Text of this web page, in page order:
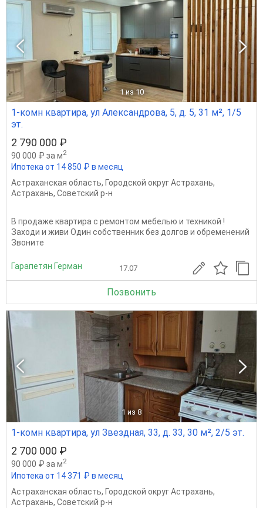
1 из 10
1-комн квартира, ул Александрова, 5, д. 5, 31 м², 1/5
эт.
2 790 000 ₽
90 000 ₽ за м2
Ипотека от 14 850 ₽ в месяц
Астраханская область, Городской округ Астрахань,
Астрахань, Советский р-н
В продаже квартира с ремонтом мебелью и техникой !
Заходи и живи Один собственник без долгов и обременений
Звоните
Гарапетян Герман 17.07
Позвонить
1 из 8
1-комн квартира, ул Звездная, 33, д. 33, 30 м², 2/5 эт.
2 700 000 ₽
90 000 ₽ за м2
Ипотека от 14 371 ₽ в месяц
Астраханская область, Городской округ Астрахань,
Астрахань, Советский р-н